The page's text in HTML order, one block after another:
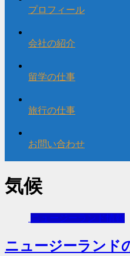
プロフィール
会社の紹介
留学の仕事
旅行の仕事
お問い合わせ
気候
ニュージーランド情報
ニュージーランド